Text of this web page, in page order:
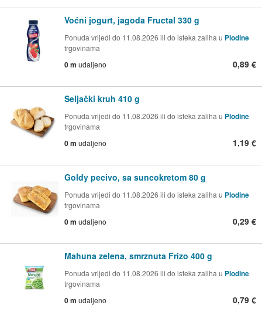
Voćni jogurt, jagoda Fructal 330 g
Ponuda vrijedi do 11.08.2026 ili do isteka zaliha u Plodine
trgovinama
0 m udaljeno 0,89 €
Seljački kruh 410 g
Ponuda vrijedi do 11.08.2026 ili do isteka zaliha u Plodine
trgovinama
0 m udaljeno 1,19 €
Goldy pecivo, sa suncokretom 80 g
Ponuda vrijedi do 11.08.2026 ili do isteka zaliha u Plodine
trgovinama
0 m udaljeno 0,29 €
Mahuna zelena, smrznuta Frizo 400 g
Ponuda vrijedi do 11.08.2026 ili do isteka zaliha u Plodine
trgovinama
0 m udaljeno 0,79 €